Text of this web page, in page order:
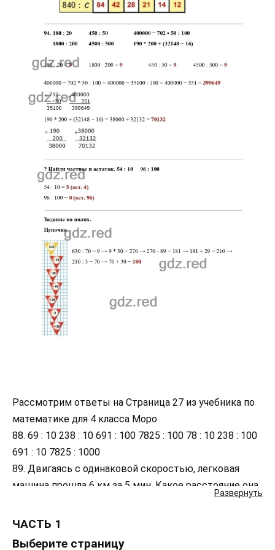
Развернуть
Рассмотрим ответы на Страница 27 из учебника по
математике для 4 класса Моро
88. 69 : 10 238 : 10 691 : 100 7825 : 100 78 : 10 238 : 100
691 : 10 7825 : 1000
89. Двигаясь с одинаковой скоростью, легковая
машина прошла 6 км за 5 мин. Какое расстояние она
(Вырази 6 км в метрах.)
ЧАСТЬ 1
Выберите страницу